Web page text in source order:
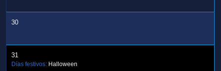
30
31
Días festivos: Halloween